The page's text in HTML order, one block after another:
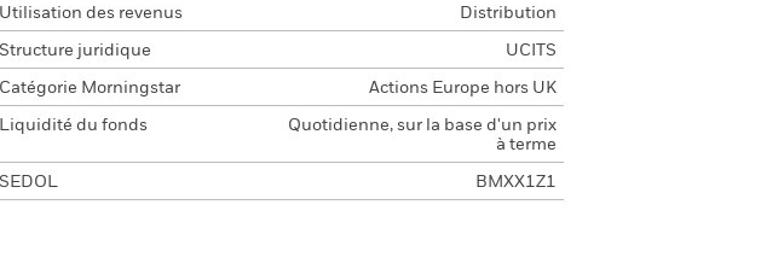
Utilisation des revenus Distribution
Structure juridique UCITS
Catégorie Morningstar Actions Europe hors UK
Liquidité du fonds
Quotidienne, sur la base d'un prix
à terme
SEDOL BMXX1Z1